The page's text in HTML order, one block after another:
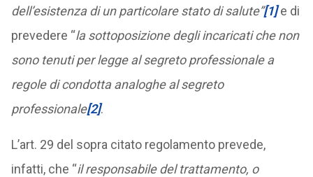
dell’esistenza di un particolare stato di salute”[1] e di
prevedere “la sottoposizione degli incaricati che non
sono tenuti per legge al segreto professionale a
regole di condotta analoghe al segreto
professionale[2].
L’art. 29 del sopra citato regolamento prevede,
infatti, che “il responsabile del trattamento, o